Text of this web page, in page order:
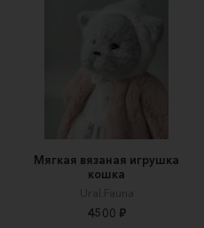
Мягкая вязаная игрушка
кошка
Ural.Fauna
4500 ₽